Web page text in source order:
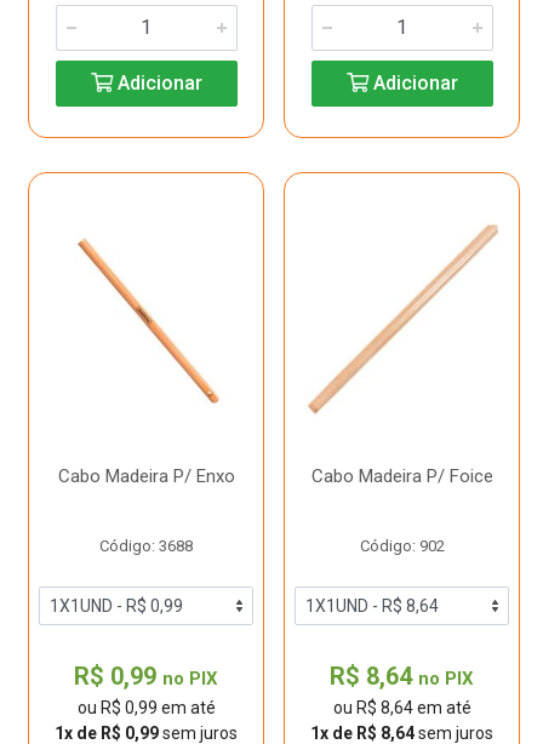
Adicionar Adicionar
Cabo Madeira P/ Enxo
Código: 3688
R$ 0,99 no PIX
ou R$ 0,99 em até
1x de R$ 0,99sem juros
Cabo Madeira P/ Foice
Código: 902
R$ 8,64 no PIX
ou R$ 8,64 em até
1x de R$ 8,64sem juros